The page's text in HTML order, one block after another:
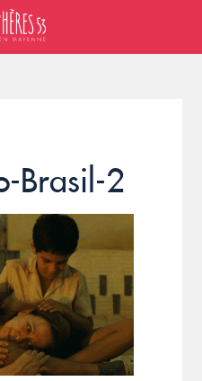
Brasil-2